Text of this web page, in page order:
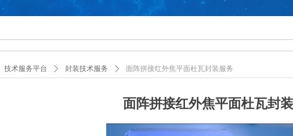
技术服务平台 ꄲ 封装技术服务 ꄲ 面阵拼接红外焦平面杜瓦封装服务
面阵拼接红外焦平面杜瓦封